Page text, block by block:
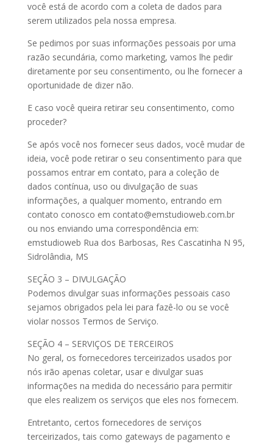
você está de acordo com a coleta de dados para
serem utilizados pela nossa empresa.
Se pedimos por suas informações pessoais por uma
razão secundária, como marketing, vamos lhe pedir
diretamente por seu consentimento, ou lhe fornecer a
oportunidade de dizer não.
E caso você queira retirar seu consentimento, como
proceder?
Se após você nos fornecer seus dados, você mudar de
ideia, você pode retirar o seu consentimento para que
possamos entrar em contato, para a coleção de
dados contínua, uso ou divulgação de suas
informações, a qualquer momento, entrando em
contato conosco em contato@emstudioweb.com.br
ou nos enviando uma correspondência em:
emstudioweb Rua dos Barbosas, Res Cascatinha N 95,
Sidrolândia, MS
SEÇÃO 3 – DIVULGAÇÃO
Podemos divulgar suas informações pessoais caso
sejamos obrigados pela lei para fazê-lo ou se você
violar nossos Termos de Serviço.
SEÇÃO 4 – SERVIÇOS DE TERCEIROS
No geral, os fornecedores terceirizados usados por
nós irão apenas coletar, usar e divulgar suas
informações na medida do necessário para permitir
que eles realizem os serviços que eles nos fornecem.
Entretanto, certos fornecedores de serviços
terceirizados, tais como gateways de pagamento e